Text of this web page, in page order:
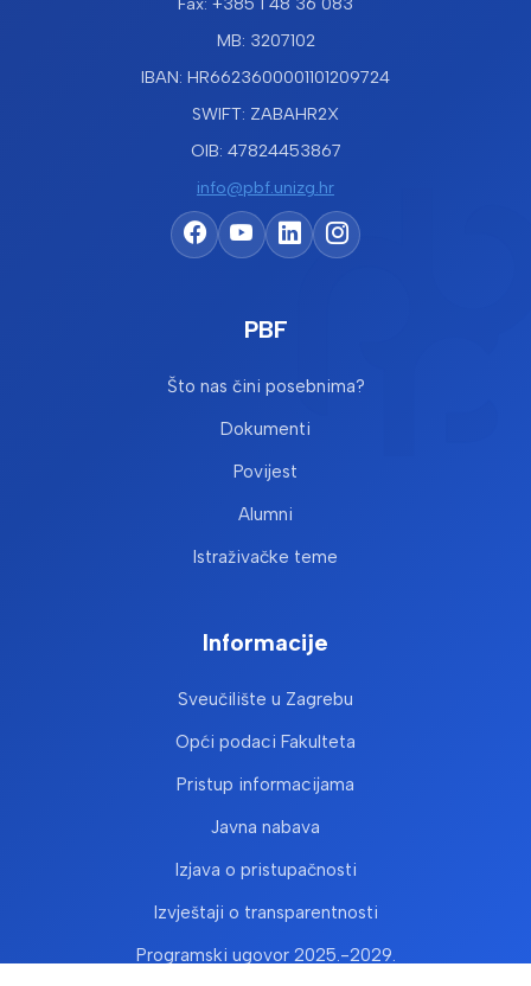
MB: 3207102
IBAN: HR6623600001101209724
SWIFT: ZABAHR2X
OIB: 47824453867
info@pbf.unizg.hr
PBF
Što nas čini posebnima?
Dokumenti
Povijest
Alumni
Istraživačke teme
Informacije
Sveučilište u Zagrebu
Opći podaci Fakulteta
Pristup informacijama
Javna nabava
Izjava o pristupačnosti
Izvještaji o transparentnosti
Programski ugovor 2025.-2029.